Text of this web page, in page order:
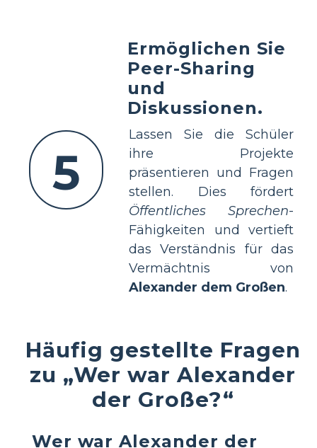
5
Ermöglichen Sie
Peer-Sharing
und
Diskussionen.
Lassen Sie die Schüler
ihre Projekte
präsentieren und Fragen
stellen. Dies fördert
Öffentliches Sprechen-
Fähigkeiten und vertieft
das Verständnis für das
Vermächtnis von
Alexander dem Großen.
Häufig gestellte Fragen
zu „Wer war Alexander
der Große?“
Wer war Alexander der